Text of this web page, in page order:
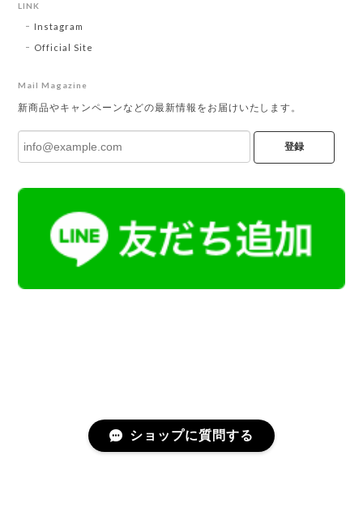
LINK
Instagram
Official Site
Mail Magazine
新商品やキャンペーンなどの最新情報をお届けいたします。
登録
ショップに質問する